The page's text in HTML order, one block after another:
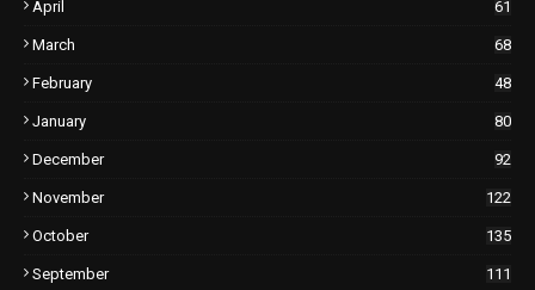
April 61
March 68
February 48
January 80
December 92
November 122
October 135
September 111